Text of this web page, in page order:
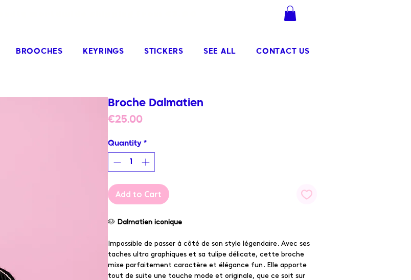
BROOCHES KEYRINGS STICKERS SEE ALL CONTACT US
Broche Dalmatien
€25.00Price
Quantity *
Add to Cart
🐶 Dalmatien iconique
Impossible de passer à côté de son style légendaire. Avec ses
taches ultra graphiques et sa tulipe délicate, cette broche
mixe parfaitement caractère et élégance fun. Elle apporte
tout de suite une touche mode et originale, que ce soit sur